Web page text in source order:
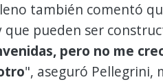
también comentó
pueden ser
pero no me
", aseguró Pellegrini,